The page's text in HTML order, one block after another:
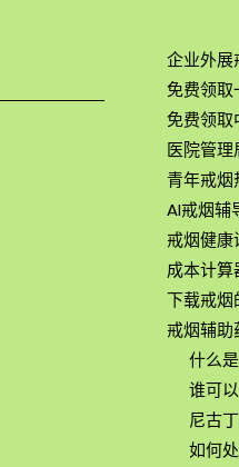
企业外展
免费领取
免费领取
医院管
青年戒烟
AI戒烟辅
戒烟健康
成本计算
下载戒烟
戒烟辅助
什么
谁可
尼古
如何